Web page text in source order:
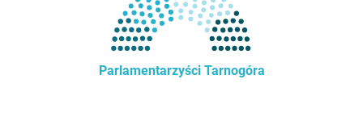
Parlamentarzyści Tarnogóra